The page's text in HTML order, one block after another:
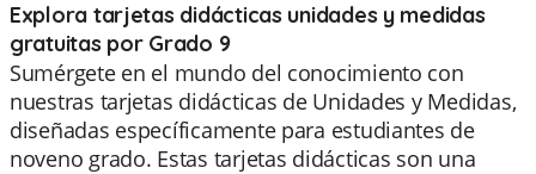
Explora tarjetas didácticas unidades y medidas
gratuitas por Grado 9
Sumérgete en el mundo del conocimiento con
nuestras tarjetas didácticas de Unidades y Medidas,
diseñadas específicamente para estudiantes de
noveno grado. Estas tarjetas didácticas son una